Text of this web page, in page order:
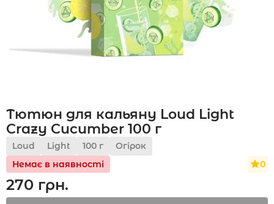
Укр
Тютюн для кальяну Loud Light
Crazy Cucumber 100 г
Loud Light 100 г
Огірок
Немає в наявності
0
270 грн.